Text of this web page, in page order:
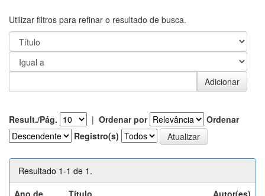
Utilizar filtros para refinar o resultado de busca.
Result./Pág. | Ordenar por
Ordenar
Registro(s)
Resultado 1-1 de 1.
Ano de
Título Autor(es)